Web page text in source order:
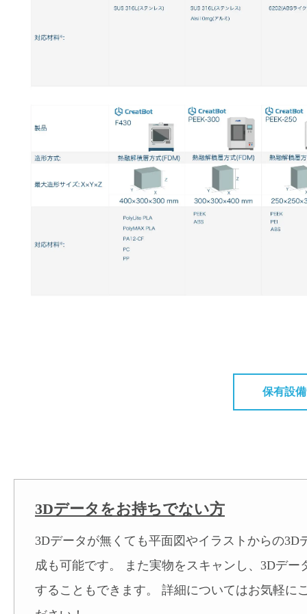
保有設
3Dデータをお持ちでない方
3Dデータが無くても平面図やイラストからの3D
成も可能です。 また実物をスキャンし、3Dデー
することもできます。 詳細についてはお気軽に